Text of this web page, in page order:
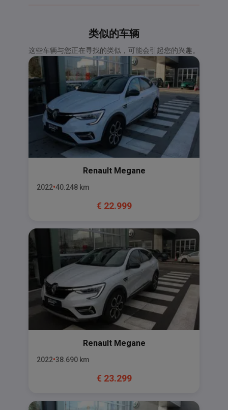
类似的车辆
这些车辆与您正在寻找的类似，可能会引起您的兴趣。
Renault Megane
2022 40.248 km
€ 22.999
Renault Megane
2022 38.690 km
€ 23.299